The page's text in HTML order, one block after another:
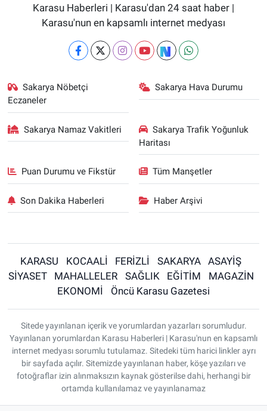
Karasu Haberleri | Karasu'dan 24 saat haber |
Karasu'nun en kapsamlı internet medyası
Sakarya Nöbetçi
Eczaneler
Sakarya Hava Durumu
Sakarya Namaz Vakitleri
Sakarya Trafik Yoğunluk
Haritası
Puan Durumu ve Fikstür Tüm Manşetler
Son Dakika Haberleri Haber Arşivi
KARASU KOCAALİ FERİZLİ SAKARYA
ASAYİŞ
SİYASET
MAHALLELER SAĞLIK EĞİTİM
MAGAZİN
EKONOMİ
Öncü Karasu Gazetesi
Sitede yayınlanan içerik ve yorumlardan yazarları sorumludur.
Yayınlanan yorumlardan Karasu Haberleri | Karasu'nun en kapsamlı
internet medyası sorumlu tutulamaz. Sitedeki tüm harici linkler ayrı
bir sayfada açılır. Sitemizde yayınlanan haber, köşe yazıları ve
fotoğraflar izin alınmaksızın kaynak gösterilse dahi, herhangi bir
ortamda kullanılamaz ve yayınlanamaz